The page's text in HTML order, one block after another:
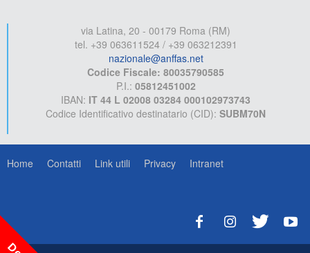
via Latina, 20 - 00179 Roma (RM)
tel. +39 063611524 / +39 063212391
nazionale@anffas.net
Codice Fiscale: 80035790585
P.I.: 05812451002
IBAN: IT 44 L 02008 03284 000102973743
Codice Identificativo destinatario (CID): SUBM70N
Home Contatti Link utili Privacy Intranet